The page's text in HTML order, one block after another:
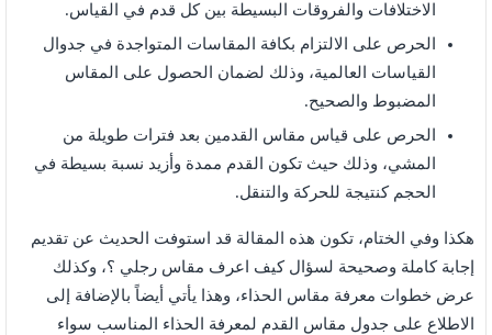
الاختلافات والفروقات البسيطة بين كل قدم في القياس.
الحرص على الالتزام بكافة المقاسات المتواجدة في جدوال
القياسات العالمية، وذلك لضمان الحصول على المقاس
المضبوط والصحيح.
الحرص على قياس مقاس القدمين بعد فترات طويلة من
المشي، وذلك حيث تكون القدم ممدة وأزيد نسبة بسيطة في
الحجم كنتيجة للحركة والتنقل.
هكذا وفي الختام، تكون هذه المقالة قد استوفت الحديث عن تقديم
إجابة كاملة وصحيحة لسؤال كيف اعرف مقاس رجلي ؟، وكذلك
عرض خطوات معرفة مقاس الحذاء، وهذا يأتي أيضاً بالإضافة إلى
الاطلاع على جدول مقاس القدم لمعرفة الحذاء المناسب سواء